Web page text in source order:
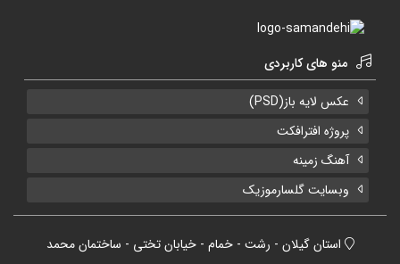
منو های کاربردی
عکس لایه باز(PSD)
پروژه افترافکت
آهنگ زمینه
وبسایت گلسارموزیک
استان گیلان - رشت - خمام - خیابان تختی - ساختمان محمد